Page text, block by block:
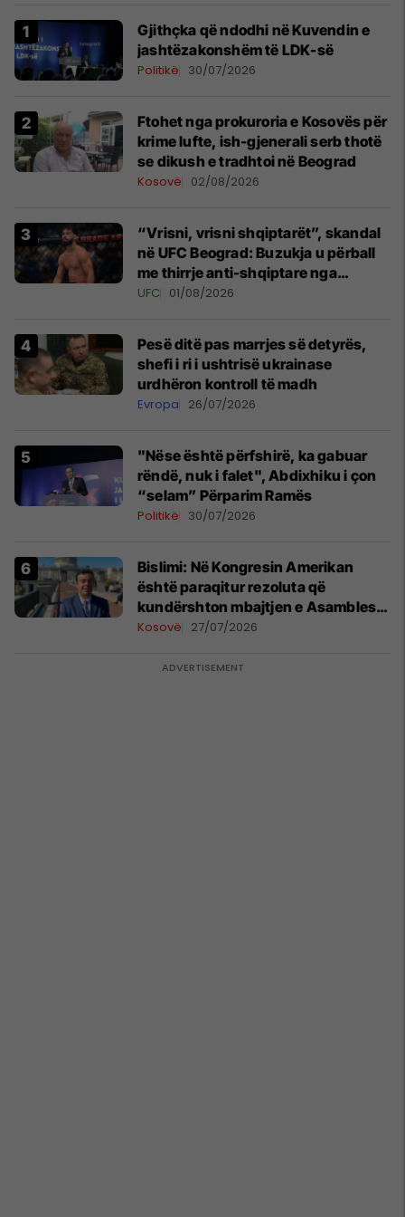
Gjithçka që ndodhi në Kuvendin e
jashtëzakonshëm të LDK-së
Politikë 30/07/2026
Ftohet nga prokuroria e Kosovës për
krime lufte, ish-gjenerali serb thotë
se dikush e tradhtoi në Beograd
Kosovë 02/08/2026
“Vrisni, vrisni shqiptarët”, skandal
në UFC Beograd: Buzukja u përball
me thirrje anti-shqiptare nga
tribunat
UFC 01/08/2026
Pesë ditë pas marrjes së detyrës,
shefi i ri i ushtrisë ukrainase
urdhëron kontroll të madh
Evropa 26/07/2026
"Nëse është përfshirë, ka gabuar
rëndë, nuk i falet", Abdixhiku i çon
“selam” Përparim Ramës
Politikë 30/07/2026
Bislimi: Në Kongresin Amerikan
është paraqitur rezoluta që
kundërshton mbajtjen e Asamblesë
Parlamentare të OSBE-së në
Kosovë 27/07/2026